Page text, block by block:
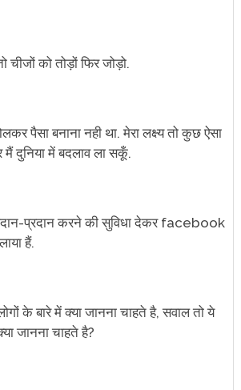
को तोड़ों फिर जोड़ो.
पैसा बनाना नही था. मेरा लक्ष्य तो कुछ ऐसा
दुनिया में बदलाव ला सकूँ.
प्रदान करने की सुविधा देकर facebook
हैं.
के बारे में क्या जानना चाहते है, सवाल तो ये
जानना चाहते है?